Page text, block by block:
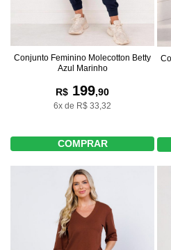
Conjunto Feminino Molecotton Betty
Azul Marinho
R$ 199,90
6x de R$ 33,32
COMPRAR